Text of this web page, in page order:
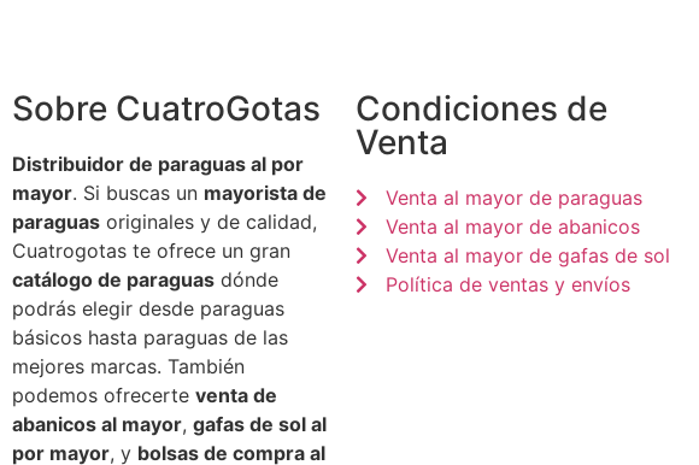
Sobre CuatroGotas
Distribuidor de paraguas al por
mayor. Si buscas un mayorista de
paraguas originales y de calidad,
Cuatrogotas te ofrece un gran
catálogo de paraguas dónde
podrás elegir desde paraguas
básicos hasta paraguas de las
mejores marcas. También
podemos ofrecerte venta de
abanicos al mayor, gafas de sol al
por mayor, y bolsas de compra al
Condiciones de
Venta
Venta al mayor de paraguas
Venta al mayor de abanicos
Venta al mayor de gafas de sol
Política de ventas y envíos